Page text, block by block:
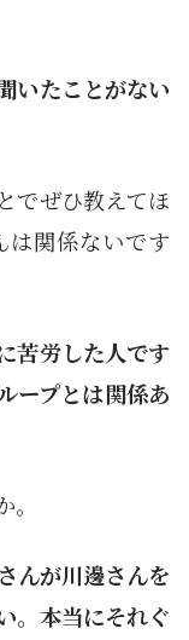
いたことがない
でぜひ教えてほ
は関係ないです
苦労した人です
ープとは関係あ
んが川邊さんを
。本当にそれぐ